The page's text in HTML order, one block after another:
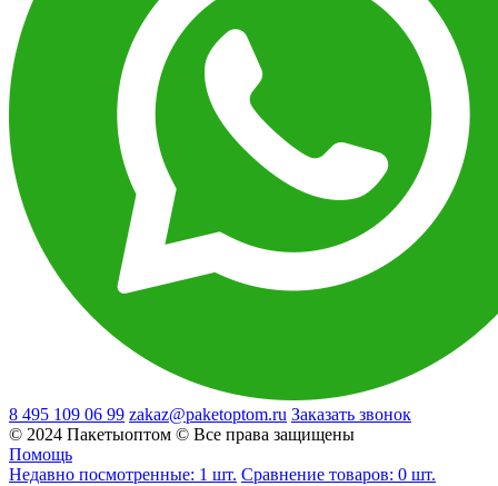
8 495 109 06 99 zakaz@paketoptom.ru Заказать звонок
© 2024 Пакетыоптом © Все права защищены
Помощь
Недавно посмотренные: 1 шт. Сравнение товаров: 0 шт.